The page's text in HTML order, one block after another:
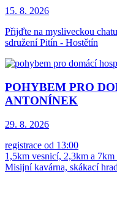
15. 8. 2026
Přijďte na mysliveckou
sdružení Pitín - Hostětín
POHYBEM PRO
ANTONÍNEK
29. 8. 2026
registrace od 13:00
1,5km vesnicí, 2,3km a 7km
Misijní kavárna, skákací